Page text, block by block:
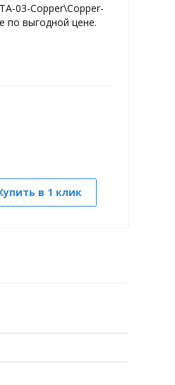
03-Copper\Copper-
по выгодной цене.
в 1 клик